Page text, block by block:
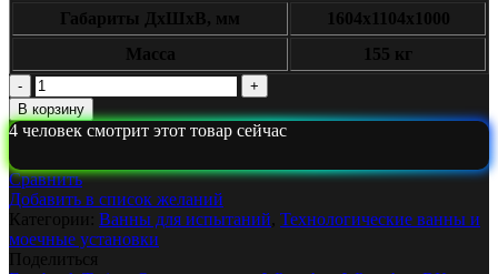
Габариты ДxШxВ, мм
1604х1104х1000
Масса
155 кг
Количество
Ванна
для
испытания
и
радиаторов
05.Э.078.49
В корзину
4 человек смотрит этот товар сейчас
Сравнить
Добавить в список желаний
Категории: Ванны для испытаний Технологические ванны и
моечные установки
Поделиться